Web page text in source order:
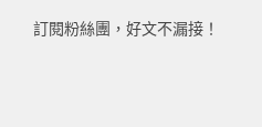
訂閱粉絲團，好文不漏接！